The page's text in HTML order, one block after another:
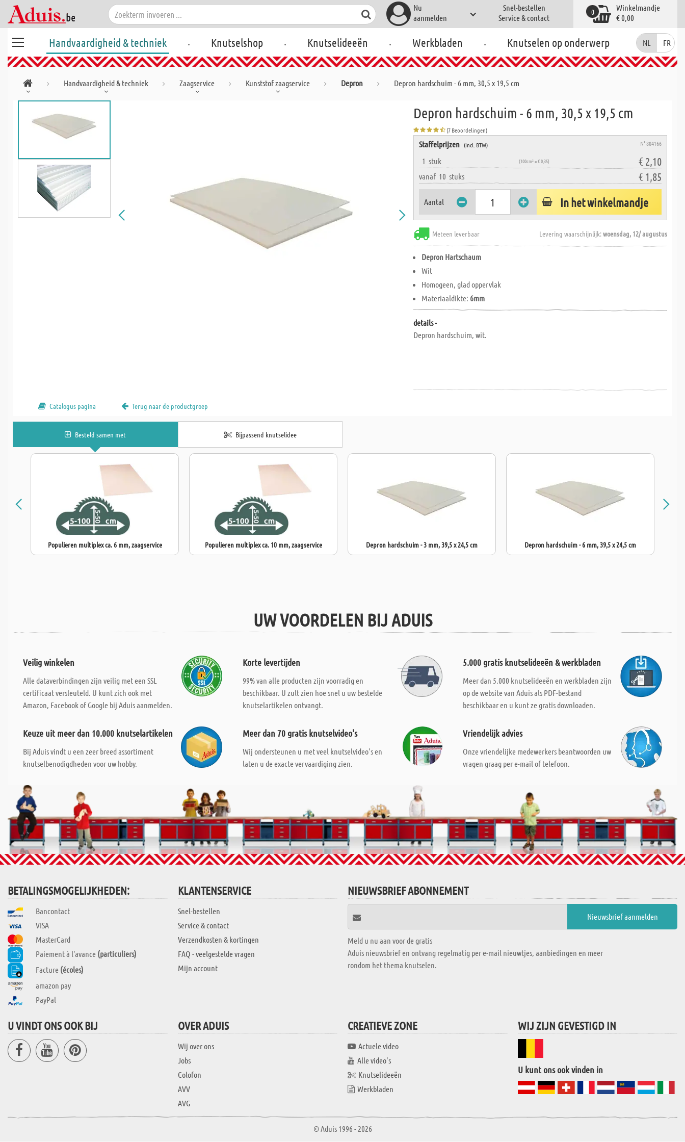
Nu
aanmelden
Snel-bestellen
Service & contact
Winkelmandje
€ 0,00
0
Handvaardigheid & techniek . Knutselshop . Knutselideeën . Werkbladen . Knutselen op onderwerp NL FR
Handvaardigheid & techniek Zaagservice Kunststof zaagservice Depron Depron hardschuim - 6 mm, 30,5 x 19,5 cm
Depron hardschuim - 6 mm, 30,5 x 19,5 cm
(7 Beoordelingen)
Staffelprijzen (incl. BTW) N° 804166
1stuk (100cm² = € 0,35) € 2,10
vanaf 10stuks € 1,85
Aantal In het winkelmandje
Meteen leverbaar Levering waarschijnlijk:woensdag, 12/ augustus
Depron Hartschaum
Wit
Homogeen, glad oppervlak
Materiaaldikte: 6mm
details -
Depron hardschuim, wit.
Catalogus pagina Terug naar de productgroep
Besteld samen met Bijpassend knutselidee
Populieren multiplex ca. 6 mm, zaagservice Populieren multiplex ca. 10 mm, zaagservice Depron hardschuim - 3 mm, 39,5 x 24,5 cm Depron hardschuim - 6 mm, 39,5 x 24,5 cm
UW VOORDELEN BIJ ADUIS
Veilig winkelen
Alle dataverbindingen zijn veilig met een SSL
certificaat versleuteld. U kunt zich ook met
Amazon, Facebook of Google bij Aduis aanmelden.
Korte levertijden
99% van alle producten zijn voorradig en
beschikbaar. U zult zien hoe snel u uw bestelde
knutselartikelen ontvangt.
5.000 gratis knutselideeën & werkbladen
Meer dan 5.000 knutselideeën en werkbladen zijn
op de website van Aduis als PDF-bestand
beschikbaar en u kunt ze gratis downloaden.
Keuze uit meer dan 10.000 knutselartikelen
Bij Aduis vindt u een zeer breed assortiment
knutselbenodigdheden voor uw hobby.
Meer dan 70 gratis knutselvideo's
Wij ondersteunen u met veel knutselvideo's en
laten u de exacte vervaardiging zien.
Vriendelijk advies
Onze vriendelijke medewerkers beantwoorden uw
vragen graag per e-mail of telefoon.
BETALINGSMOGELIJKHEDEN:
Bancontact
VISA
MasterCard
Paiement à l'avance (particuliers)
Facture (écoles)
amazon pay
PayPal
KLANTENSERVICE
Snel-bestellen
Service & contact
Verzendkosten & kortingen
FAQ - veelgestelde vragen
Mijn account
NIEUWSBRIEF ABONNEMENT
Meld u nu aan voor de gratis
Aduis nieuwsbrief en ontvang regelmatig per e-mail nieuwtjes, aanbiedingen en meer
rondom het thema knutselen.
U VINDT ONS OOK BIJ OVER ADUIS
Wij over ons
Jobs
Colofon
AVV
AVG
CREATIEVE ZONE
Actuele video
Alle video's
Knutselideeën
Werkbladen
WIJ ZIJN GEVESTIGD IN
U kunt ons ook vinden in
© Aduis 1996 - 2026